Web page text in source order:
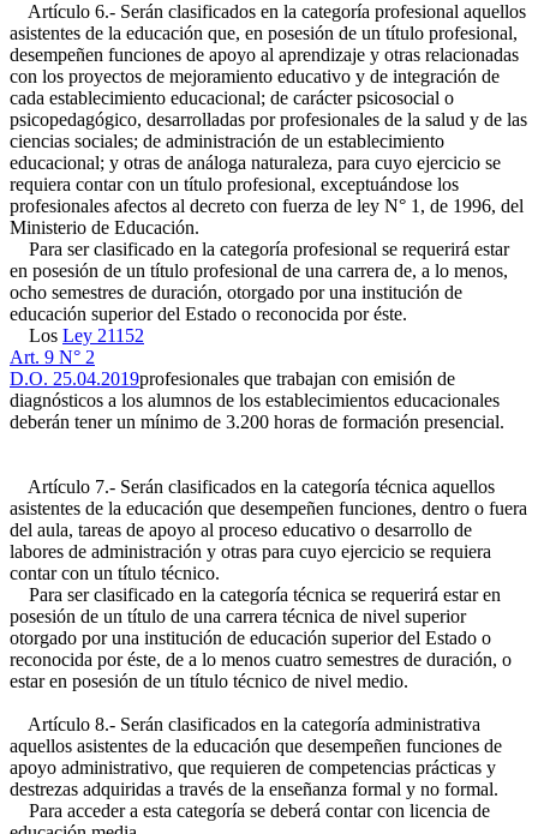
Artículo 6.- Serán clasificados en la categoría profesional aquellos
asistentes de la educación que, en posesión de un título profesional,
desempeñen funciones de apoyo al aprendizaje y otras relacionadas
con los proyectos de mejoramiento educativo y de integración de
cada establecimiento educacional; de carácter psicosocial o
psicopedagógico, desarrolladas por profesionales de la salud y de las
ciencias sociales; de administración de un establecimiento
educacional; y otras de análoga naturaleza, para cuyo ejercicio se
requiera contar con un título profesional, exceptuándose los
profesionales afectos al decreto con fuerza de ley N° 1, de 1996, del
Ministerio de Educación.
Para ser clasificado en la categoría profesional se requerirá estar
en posesión de un título profesional de una carrera de, a lo menos,
ocho semestres de duración, otorgado por una institución de
educación superior del Estado o reconocida por éste.
Los Ley 21152
Art. 9 N° 2
D.O. 25.04.2019profesionales que trabajan con emisión de
diagnósticos a los alumnos de los establecimientos educacionales
deberán tener un mínimo de 3.200 horas de formación presencial.
Artículo 7.- Serán clasificados en la categoría técnica aquellos
asistentes de la educación que desempeñen funciones, dentro o fuera
del aula, tareas de apoyo al proceso educativo o desarrollo de
labores de administración y otras para cuyo ejercicio se requiera
contar con un título técnico.
Para ser clasificado en la categoría técnica se requerirá estar en
posesión de un título de una carrera técnica de nivel superior
otorgado por una institución de educación superior del Estado o
reconocida por éste, de a lo menos cuatro semestres de duración, o
estar en posesión de un título técnico de nivel medio.
Artículo 8.- Serán clasificados en la categoría administrativa
aquellos asistentes de la educación que desempeñen funciones de
apoyo administrativo, que requieren de competencias prácticas y
destrezas adquiridas a través de la enseñanza formal y no formal.
Para acceder a esta categoría se deberá contar con licencia de